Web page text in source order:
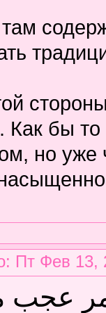
Как бы
но уже
Пт Фев 13,
عجب